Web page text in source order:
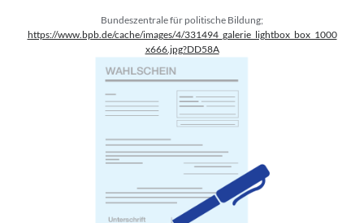
Bundeszentrale für politische Bildung;
https://www.bpb.de/cache/images/4/331494_galerie_lightbox_box_1000
x666.jpg?DD58A